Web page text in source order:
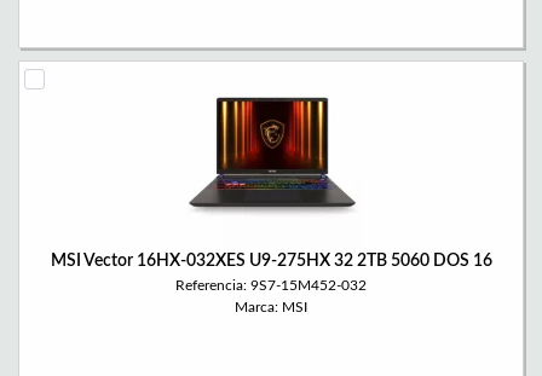
MSI Vector 16HX-032XES U9-275HX 32 2TB 5060 DOS 16
Referencia: 9S7-15M452-032
Marca: MSI